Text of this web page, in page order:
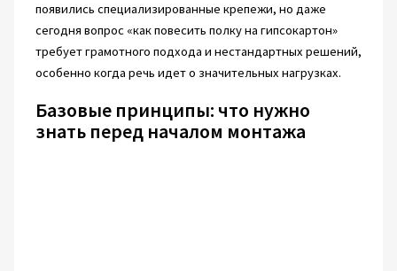
появились специализированные крепежи, но даже
сегодня вопрос «как повесить полку на гипсокартон»
требует грамотного подхода и нестандартных решений,
особенно когда речь идет о значительных нагрузках.
Базовые принципы: что нужно
знать перед началом монтажа